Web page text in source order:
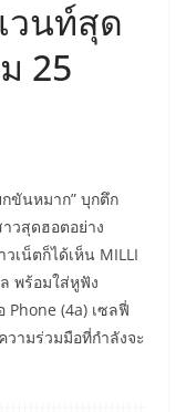
วนท์สุด
25
ขันหมาก” บุกตึก
วสุดฮอตอย่าง
เน็ตก็ได้เห็น MILLI
พร้อมใส่หูฟัง
Phone (4a) เซลฟี่
วามร่วมมือที่กำลังจะ